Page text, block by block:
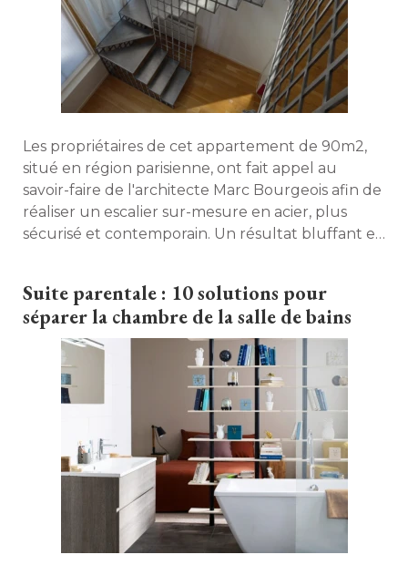
Les propriétaires de cet appartement de 90m2,
situé en région parisienne, ont fait appel au
savoir-faire de l'architecte Marc Bourgeois afin de
réaliser un escalier sur-mesure en acier, plus
sécurisé et contemporain. Un résultat bluffant et
Suite parentale : 10 solutions pour
séparer la chambre de la salle de bains